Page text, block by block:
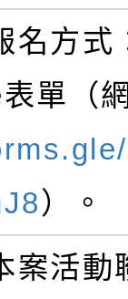
名方式
單（
）。
案活動